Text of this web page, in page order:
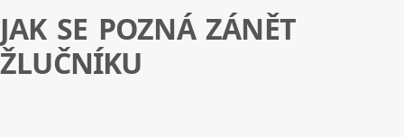
JAK SE POZNÁ ZÁNĚT
ŽLUČNÍKU